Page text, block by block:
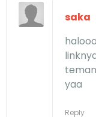
saka
yaa
Reply